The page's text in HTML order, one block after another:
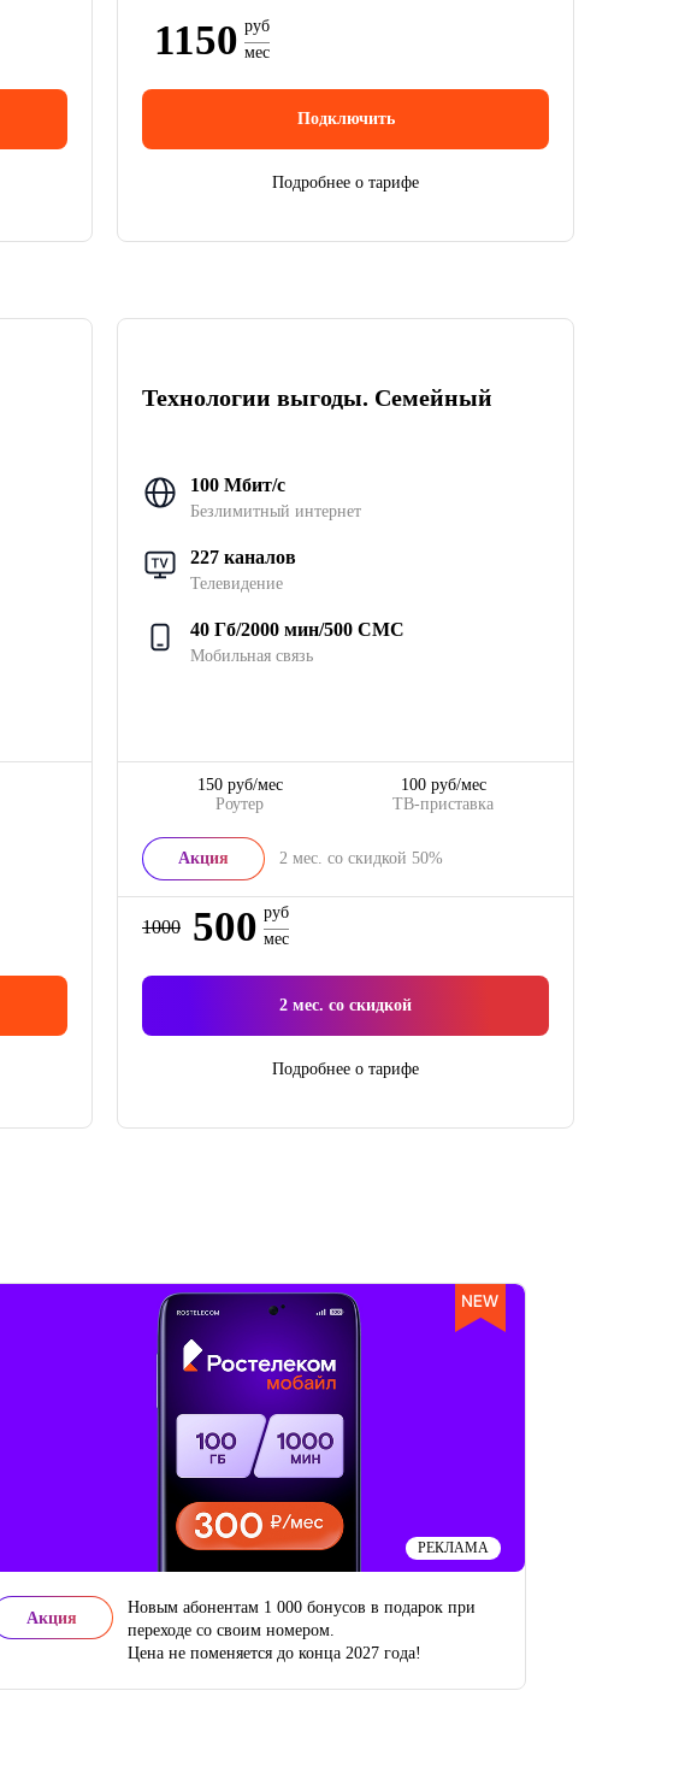
1150 руб
мес
Подключить
Подробнее о тарифе
Технологии выгоды. Семейный
100 Мбит/с
Безлимитный интернет
227 каналов
Телевидение
40 Гб/2000 мин/500 СМС
Мобильная связь
Роутер
150 руб/мес
ТВ-приставка
100 руб/мес
Акция 2 мес. со скидкой 50%
1000 500 руб
мес
2 мес. со скидкой
Подробнее о тарифе
РЕКЛАМА
Акция
Новым абонентам 1 000 бонусов в подарок при
переходе со своим номером.
Цена не поменяется до конца 2027 года!